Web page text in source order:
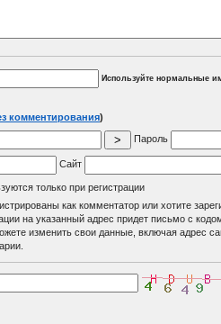
Используйте нормальные
комментирования)
Пароль
Сайт
только при регистрации
как комментатор или хотите
на указанный адрес придет письмо с
изменить свои данные, включая адрес